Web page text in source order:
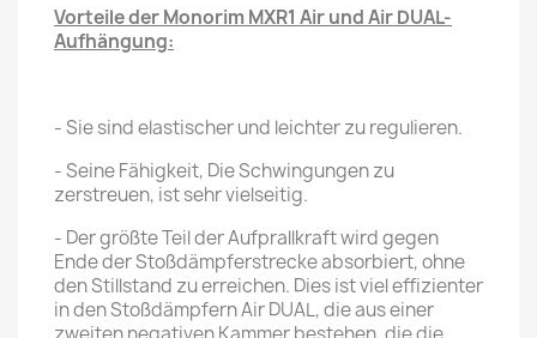
Vorteile der Monorim MXR1 Air und Air DUAL-
Aufhängung:
- Sie sind elastischer und leichter zu regulieren.
- Seine Fähigkeit, Die Schwingungen zu
zerstreuen, ist sehr vielseitig.
- Der größte Teil der Aufprallkraft wird gegen
Ende der Stoßdämpferstrecke absorbiert, ohne
den Stillstand zu erreichen. Dies ist viel effizienter
in den Stoßdämpfern Air DUAL, die aus einer